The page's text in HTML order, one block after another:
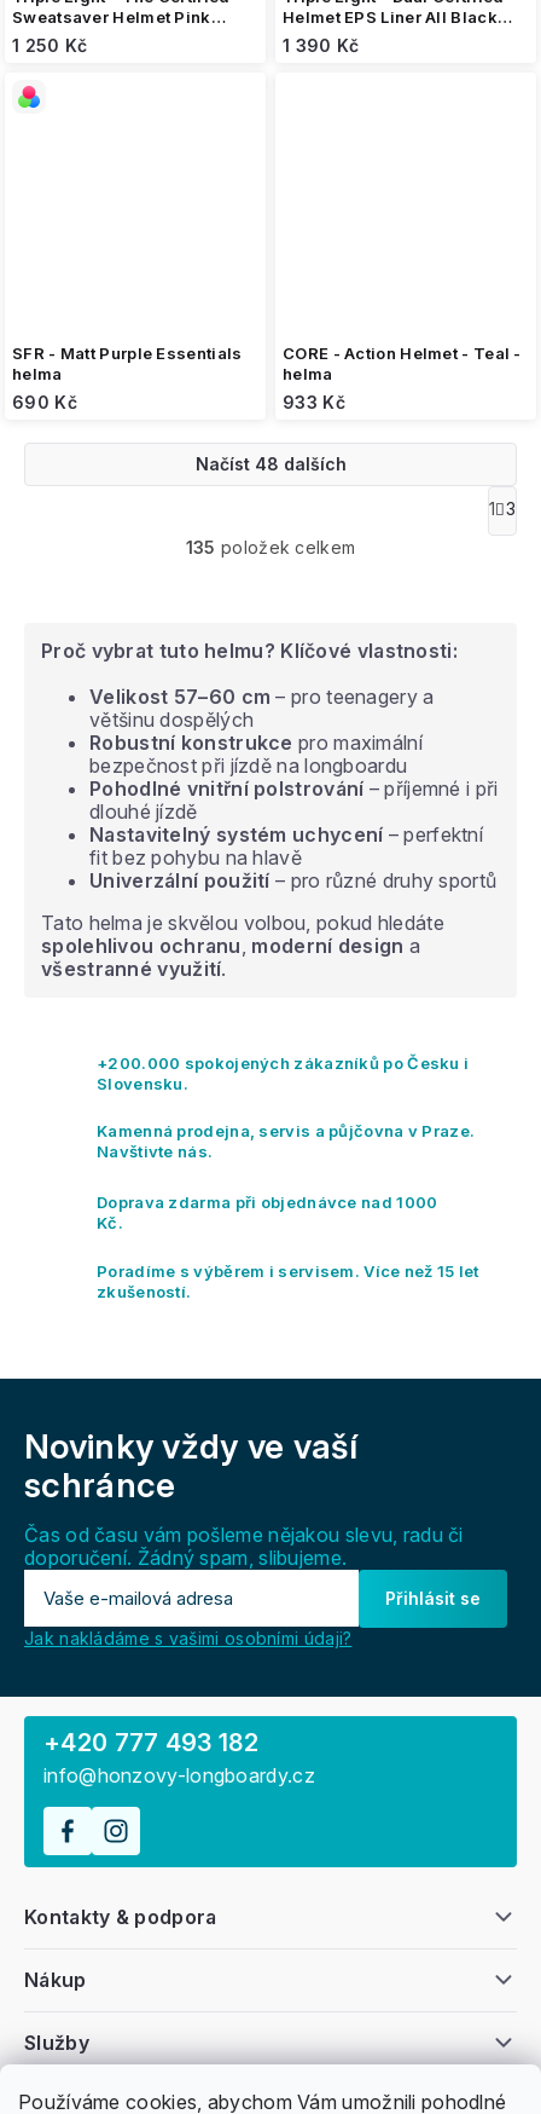
Používáme cookies, abychom Vám umožnili pohodlné
Sweatsaver Helmet Pink
Gloss - helma
1 250 Kč
Helmet EPS Liner All Black
matte - helma
1 390 Kč
SFR - Matt Purple Essentials
helma
690 Kč
CORE - Action Helmet - Teal -
helma
933 Kč
l
c
p
v
k
y
ý
p
i
u
Načíst 48 dalších
t
1
3
135 položek celkem
Proč vybrat tuto helmu? Klíčové vlastnosti:
Velikost 57–60 cm – pro teenagery a
většinu dospělých
Robustní konstrukce pro maximální
bezpečnost při jízdě na longboardu
Pohodlné vnitřní polstrování – příjemné i při
dlouhé jízdě
Nastavitelný systém uchycení – perfektní
fit bez pohybu na hlavě
Univerzální použití – pro různé druhy sportů
Tato helma je skvělou volbou, pokud hledáte
spolehlivou ochranu moderní design a
všestranné využití.
+200.000 spokojených zákazníků po Česku i
Slovensku.
Kamenná prodejna, servis a půjčovna v Praze.
Navštivte nás.
Doprava zdarma při objednávce nad 1000
Kč.
Poradíme s výběrem i servisem. Více než 15 let
zkušeností.
Novinky vždy ve vaší
schránce
Čas od času vám pošleme nějakou slevu, radu či
doporučení. Žádný spam, slibujeme.
Přihlásit se
Jak nakládáme s vašimi osobními údaji?
Všeobecné informace
Nákup
Kontakty & podpora
Služby
+420 777 493 182
info@honzovy-longboardy.cz